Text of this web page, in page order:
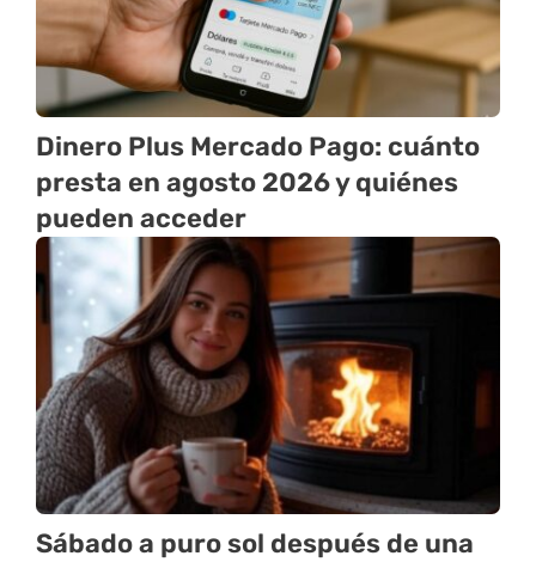
Dinero Plus Mercado Pago: cuánto
presta en agosto 2026 y quiénes
pueden acceder
Sábado a puro sol después de una